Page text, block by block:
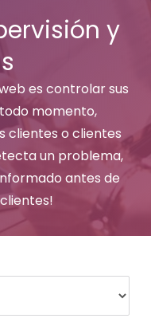
y
es controlar sus
momento,
clientes o clientes
un problema,
antes de